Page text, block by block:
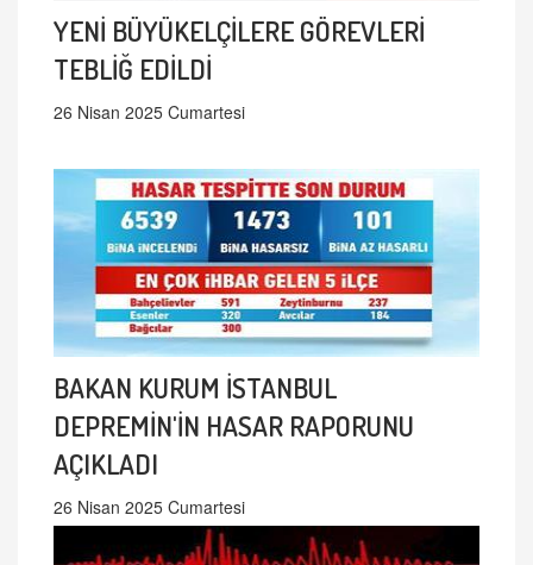
YENİ BÜYÜKELÇİLERE GÖREVLERİ
TEBLİĞ EDİLDİ
26 Nisan 2025 Cumartesi
BAKAN KURUM İSTANBUL
DEPREMİN'İN HASAR RAPORUNU
AÇIKLADI
26 Nisan 2025 Cumartesi